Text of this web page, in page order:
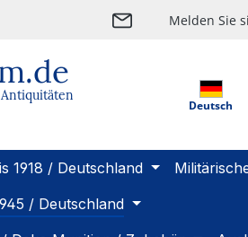
Melden Sie
Deutsch
1918 / Deutschland
/ Deutschland